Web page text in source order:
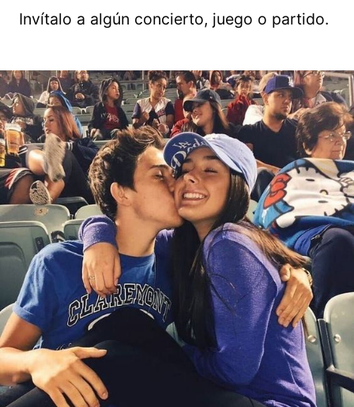
Invítalo a algún concierto, juego o partido.